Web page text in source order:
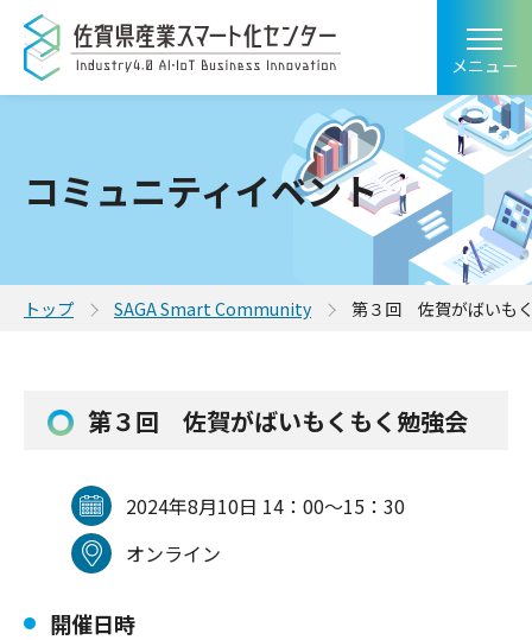
メニュー
コミュニティイベント
トップ SAGA Smart Community 第３回 佐賀がばいも
第３回 佐賀がばいもくもく勉強会
2024年8月10日 14：00～15：30
オンライン
開催日時